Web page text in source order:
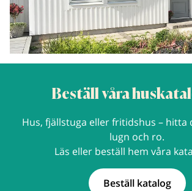
Beställ våra
Hus, fjällstuga eller fritidshus – hitta
lugn och ro.
Läs eller beställ hem våra
Beställ katalog